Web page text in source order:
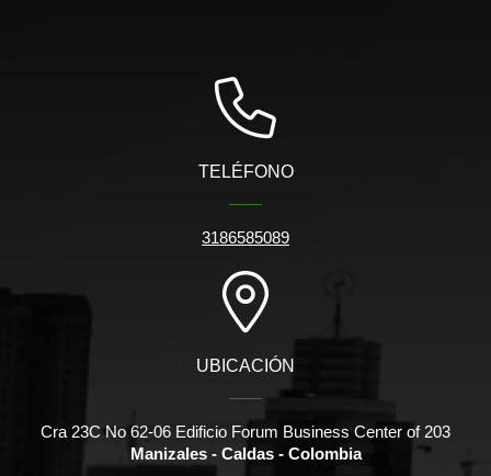
TELÉFONO
3186585089
UBICACIÓN
Cra 23C No 62-06 Edificio Forum Business Center of 203
Manizales - Caldas - Colombia